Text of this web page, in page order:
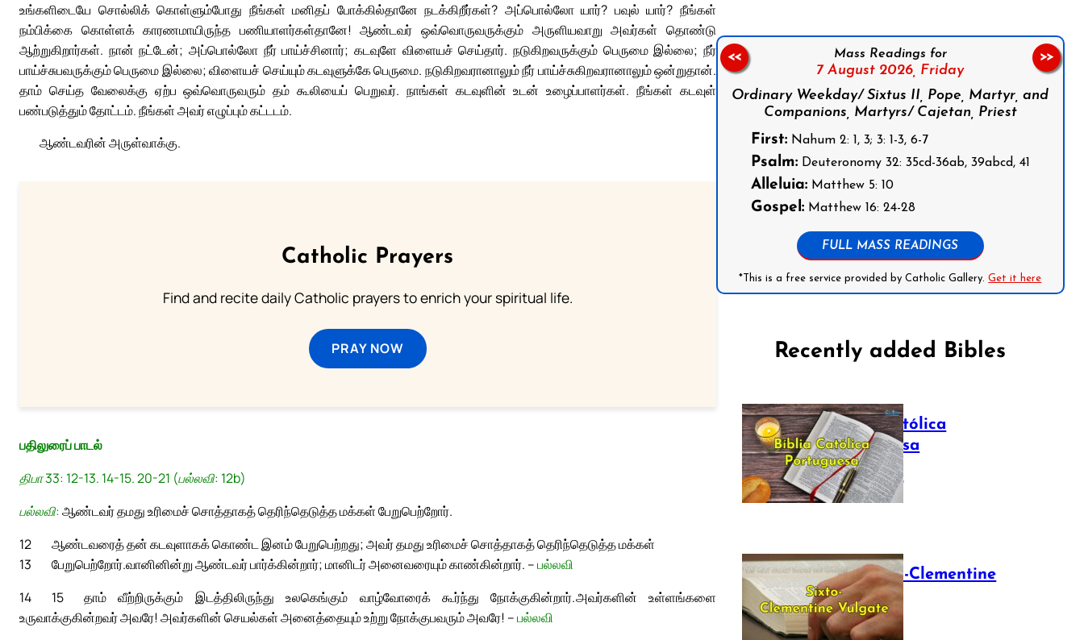
உங்களிடையே சொல்லிக் கொள்ளும்போது நீங்கள் மனிதப் போக்கில்தானே நடக்கிறீர்கள்? அப்பொல்லோ யார்? பவுல் யார்? நீங்கள்
நம்பிக்கை கொள்ளக் காரணமாயிருந்த பணியாளர்கள்தானே! ஆண்டவர் ஒவ்வொருவருக்கும் அருளியவாறு அவர்கள் தொண்டு
ஆற்றுகிறார்கள். நான் நட்டேன்; அப்பொல்லோ நீர் பாய்ச்சினார்; கடவுளே விளையச் செய்தார். நடுகிறவருக்கும் பெருமை இல்லை; நீர்
பாய்ச்சுபவருக்கும் பெருமை இல்லை; விளையச் செய்யும் கடவுளுக்கே பெருமை. நடுகிறவரானாலும் நீர் பாய்ச்சுகிறவரானாலும் ஒன்றுதான்.
தாம் செய்த வேலைக்கு ஏற்ப ஒவ்வொருவரும் தம் கூலியைப் பெறுவர். நாங்கள் கடவுளின் உடன் உழைப்பாளர்கள். நீங்கள் கடவுள்
பண்படுத்தும் தோட்டம். நீங்கள் அவர் எழுப்பும் கட்டடம்.
ஆண்டவரின் அருள்வாக்கு.
Catholic Prayers
Find and recite daily Catholic prayers to enrich your spiritual life.
PRAY NOW
பதிலுரைப் பாடல்
திபா 33: 12-13. 14-15. 20-21 (பல்லவி: 12b)
பல்லவி:ஆண்டவர் தமது உரிமைச் சொத்தாகத் தெரிந்தெடுத்த மக்கள் பேறுபெற்றோர்.
12
ஆண்டவரைத் தன் கடவுளாகக் கொண்ட இனம் பேறுபெற்றது; அவர் தமது உரிமைச் சொத்தாகத் தெரிந்தெடுத்த மக்கள்
பேறுபெற்றோர்.
13 வானினின்று ஆண்டவர் பார்க்கின்றார்; மானிடர் அனைவரையும் காண்கின்றார். –பல்லவி
14
தாம் வீற்றிருக்கும் இடத்திலிருந்து உலகெங்கும் வாழ்வோரைக் கூர்ந்து நோக்குகின்றார்.
15
அவர்களின் உள்ளங்களை
உருவாக்குகின்றவர் அவரே! அவர்களின் செயல்கள் அனைத்தையும் உற்று நோக்குபவரும் அவரே! –பல்லவி
Mass Readings for
7 August 2026, Friday
Ordinary Weekday/ Sixtus II, Pope, Martyr, and
Companions, Martyrs/ Cajetan, Priest
First:Nahum 2: 1, 3; 3: 1-3, 6-7
Psalm:Deuteronomy 32: 35cd-36ab, 39abcd, 41
Alleluia:Matthew 5: 10
Gospel:Matthew 16: 24-28
FULL MASS READINGS
*This is a free service provided by Catholic Gallery.Get it here
<< >>
Recently added Bibles
Bíblia Católica
Portuguesa
July 16, 2025
The Sixto-Clementine
Vulgate
July 12, 2025